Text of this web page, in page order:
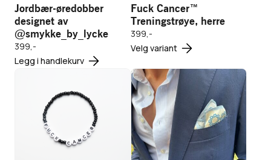
Jordbær-øredobber
designet av
@smykke_by_lycke
399,-
Legg i handlekurv
handlekurv
Fuck Cancer™
Treningstrøye, herre
399,-
Velg variant
flere
varianter.
Alternativene
kan
velges
Legg i
handlekurv
Fuck
Cancer™-
armbånd,
svart
produkt
Lommetørkle
i silke -
blå/krem
Vis produkt
399,-